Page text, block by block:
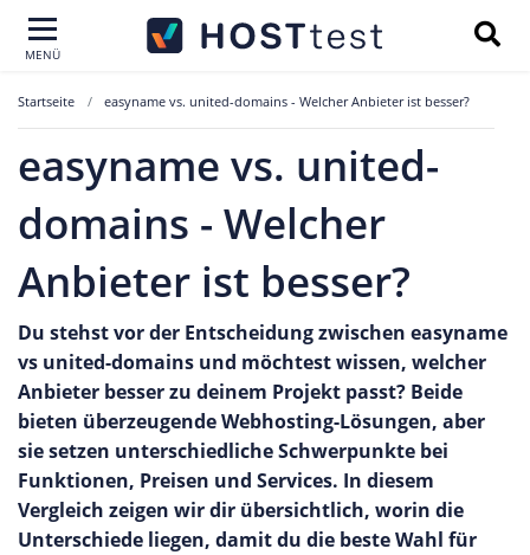
MENÜ
Startseite easyname vs. united-domains - Welcher Anbieter ist besser?
easyname vs. united-
domains - Welcher
Anbieter ist besser?
Du stehst vor der Entscheidung zwischen easyname
vs united-domains und möchtest wissen, welcher
Anbieter besser zu deinem Projekt passt? Beide
bieten überzeugende Webhosting-Lösungen, aber
sie setzen unterschiedliche Schwerpunkte bei
Funktionen, Preisen und Services. In diesem
Vergleich zeigen wir dir übersichtlich, worin die
Unterschiede liegen, damit du die beste Wahl für